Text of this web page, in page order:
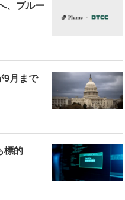
、プルー
9月まで
標的